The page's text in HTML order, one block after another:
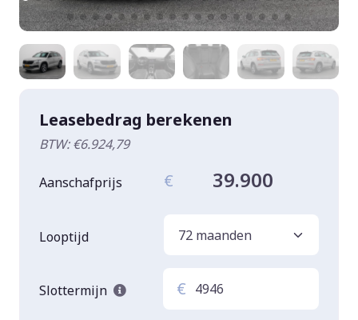
Leasebedrag berekenen
BTW: €6.924,79
Aanschafprijs € 39.900
Looptijd
Slottermijn €